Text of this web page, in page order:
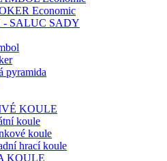
Economic
SALUC SADY
pyramida
KOULE
koule
koule
hrací koule
KOULE